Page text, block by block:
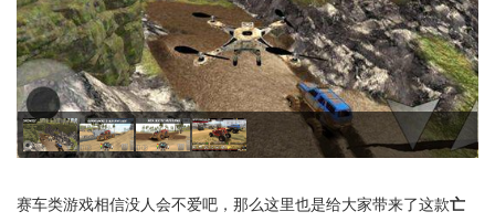
赛车类游戏相信没人会不爱吧，那么这里也是给大家带来了这款亡